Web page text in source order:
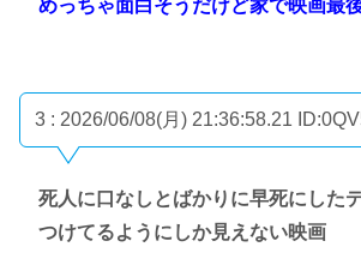
めっちゃ面白そうだけど家で映画最
3 : 2026/06/08(月) 21:36:58.21
死人に口なしとばかりに早死にした
つけてるようにしか見えない映画